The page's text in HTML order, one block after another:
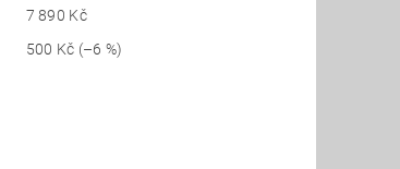
7 890 Kč
500 Kč (–6 %)